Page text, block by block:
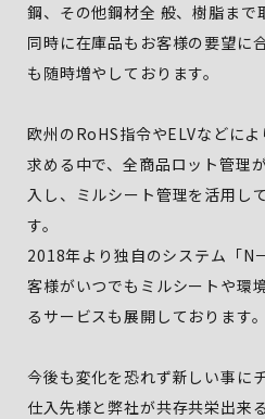
鋼、その他鋼材全 般、樹脂まで
同時に在庫品もお客様の要望に
も随時増やしております。
欧州のRoHS指令やELVなどに
求める中で、全商品ロット管理
入し、ミルシート管理を活用し
す。
2018年より独自のシステム「N
客様がいつでもミルシートや環
るサービスも展開しております。
今後も変化を恐れず新しい事に
仕入先様と弊社が共存共栄出来